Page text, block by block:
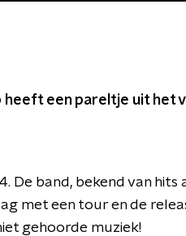
een pareltje uit het
De band, bekend van hits
met een tour en de
gehoorde muziek!